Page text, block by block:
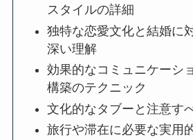
スタイルの詳細
独特な恋愛文化と結婚に
深い理解
効果的なコミュニケーシ
構築のテクニック
文化的なタブーと注意す
旅行や滞在に必要な実用